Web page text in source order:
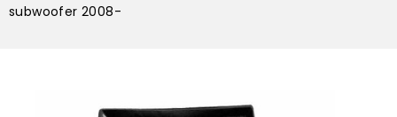
subwoofer 2008-